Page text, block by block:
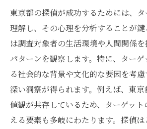
東京都の探偵が成功するためには、
理解し、その心理を分析することが
は調査対象者の生活環境や人間関係
パターンを観察します。特に、ター
る社会的な背景や文化的な要因を考
深い洞察が得られます。例えば、東
値観が共存しているため、ターゲッ
える要素も多岐にわたります。探偵